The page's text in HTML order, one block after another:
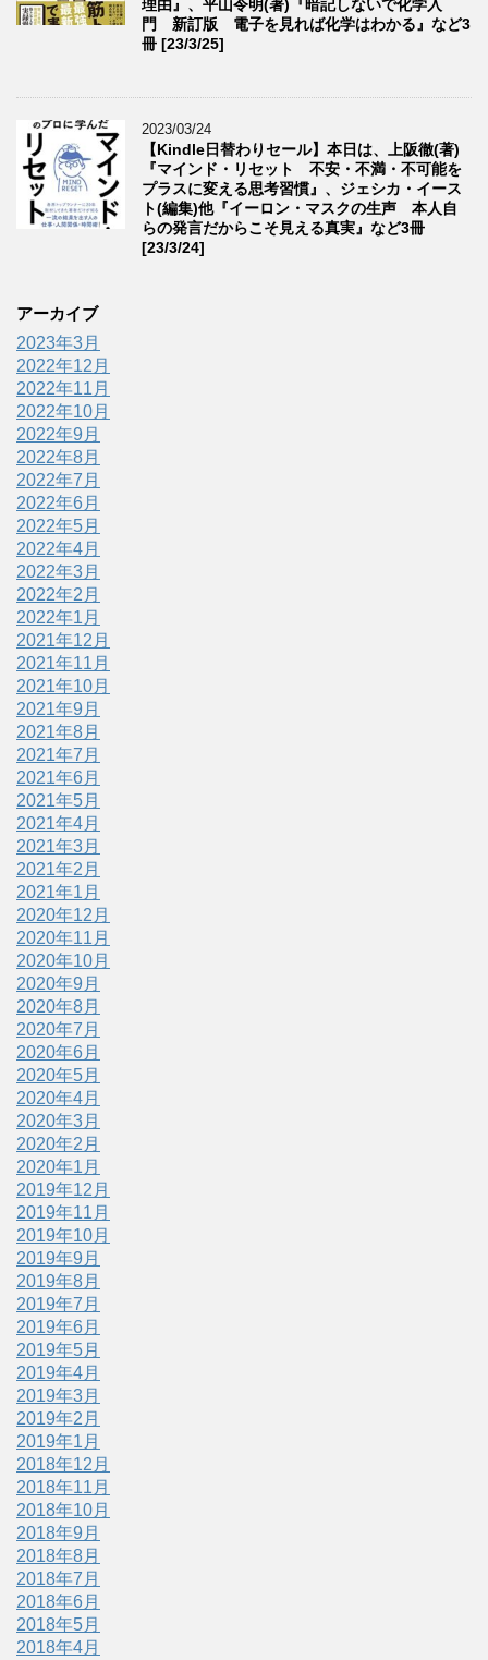
理由』、平山令明(著)『暗記しないで化学入
門 新訂版 電子を見れば化学はわかる』など3
冊 [23/3/25]
2023/03/24
【Kindle日替わりセール】本日は、上阪徹(著)
『マインド・リセット 不安・不満・不可能を
プラスに変える思考習慣』、ジェシカ・イース
ト(編集)他『イーロン・マスクの生声 本人自
らの発言だからこそ見える真実』など3冊
[23/3/24]
アーカイブ
2023年3月
2022年12月
2022年11月
2022年10月
2022年9月
2022年8月
2022年7月
2022年6月
2022年5月
2022年4月
2022年3月
2022年2月
2022年1月
2021年12月
2021年11月
2021年10月
2021年9月
2021年8月
2021年7月
2021年6月
2021年5月
2021年4月
2021年3月
2021年2月
2021年1月
2020年12月
2020年11月
2020年10月
2020年9月
2020年8月
2020年7月
2020年6月
2020年5月
2020年4月
2020年3月
2020年2月
2020年1月
2019年12月
2019年11月
2019年10月
2019年9月
2019年8月
2019年7月
2019年6月
2019年5月
2019年4月
2019年3月
2019年2月
2019年1月
2018年12月
2018年11月
2018年10月
2018年9月
2018年8月
2018年7月
2018年6月
2018年5月
2018年4月